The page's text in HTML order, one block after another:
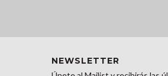
NEWSLETTER